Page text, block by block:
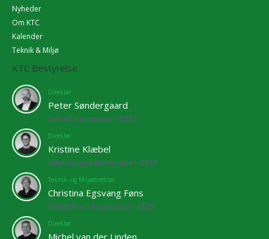
Nyheder
Om KTC
Kalender
Teknik & Miljø
KTC Bestyrelse
Direktør
Peter Søndergaard
Solrød Kommune - 5272
Direktør
Kristine Klæbel
Albertslund Kommune - 2673
Teknik- og Miljødirektør
Christina Egsvang Føns
Middelfart Kommune - 4525
Direktør
Michel van der Linden